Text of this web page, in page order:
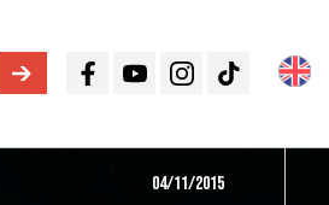
Facebook
YoutubeInstagramTikTok
04/11/2015